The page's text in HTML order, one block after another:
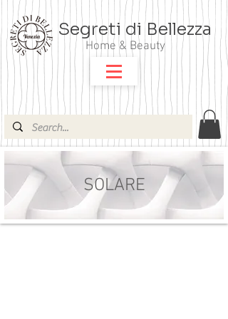
Segreti di Bellezza
Home & Beauty
SOLARE